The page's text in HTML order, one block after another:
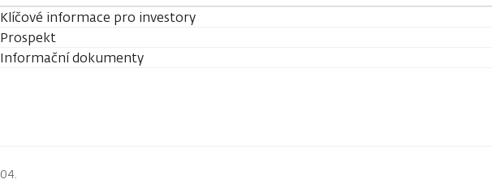
Klíčové informace pro investory
Prospekt
Informační dokumenty